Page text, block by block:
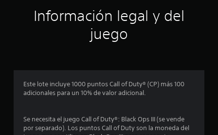
a
o
n
s
Información legal y del
juego
Este lote incluye 1000 puntos Call of Duty® (CP) más 100
adicionales para un 10% de valor adicional.
Se necesita el juego Call of Duty®: Black Ops III (se vende
por separado). Los puntos Call of Duty son la moneda del